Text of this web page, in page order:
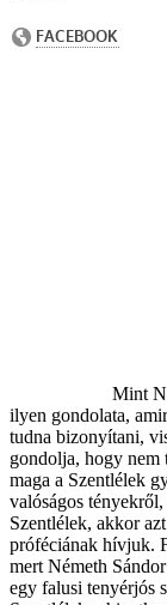
Mint
ilyen gondolata,
tudna bizonyítani,
gondolja, hogy nem
maga a Szentlélek
valóságos
Szentlélek, akkor
próféciának hívjuk.
mert Németh
egy falusi tenyérjós